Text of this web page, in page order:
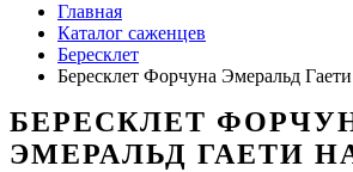
Главная
Каталог саженцев
Бересклет
Бересклет Форчуна Эмеральд
БЕРЕСКЛЕТ
ЭМЕРАЛЬД ГАЕТИ